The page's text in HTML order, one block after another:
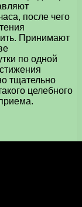
после чего
Принимают
по одной
тщательно
целебного